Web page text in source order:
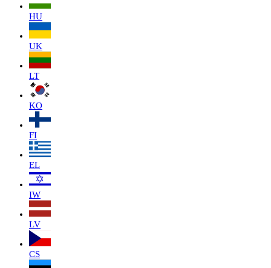
HU
UK
LT
KO
FI
EL
IW
LV
CS